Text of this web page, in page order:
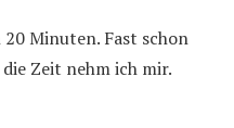
Minuten. Fast schon
Zeit nehm ich mir.